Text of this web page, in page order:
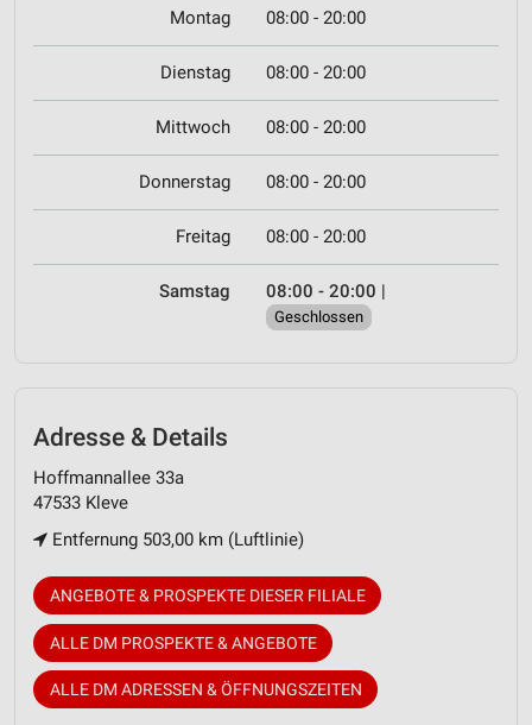
Montag 08:00 - 20:00
Dienstag 08:00 - 20:00
Mittwoch 08:00 - 20:00
Donnerstag 08:00 - 20:00
Freitag 08:00 - 20:00
Samstag 08:00 - 20:00 |
Geschlossen
Adresse & Details
Hoffmannallee 33a
47533 Kleve
Entfernung 503,00 km (Luftlinie)
ANGEBOTE & PROSPEKTE DIESER FILIALE
ALLE DM PROSPEKTE & ANGEBOTE
ALLE DM ADRESSEN & ÖFFNUNGSZEITEN